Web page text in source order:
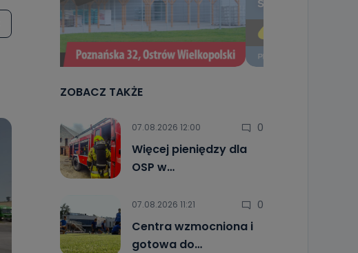
ZOBACZ TAKŻE
07.08.2026 12:00 0
Więcej pieniędzy dla
OSP w…
07.08.2026 11:21 0
Centra wzmocniona i
gotowa do…